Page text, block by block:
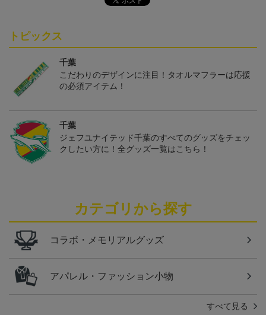
トピックス
千葉
こだわりのデザインに注目！タオルマフラーは応援
の必須アイテム！
千葉
ジェフユナイテッド千葉のすべてのグッズをチェッ
クしたい方に！全グッズ一覧はこちら！
カテゴリから探す
コラボ・メモリアルグッズ
アパレル・ファッション小物
すべて見る